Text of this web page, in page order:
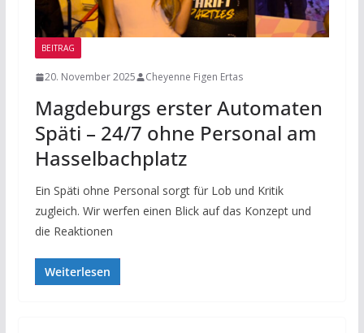
BEITRAG
20. November 2025 Cheyenne Figen Ertas
Magdeburgs erster Automaten
Späti – 24/7 ohne Personal am
Hasselbachplatz
Ein Späti ohne Personal sorgt für Lob und Kritik
zugleich. Wir werfen einen Blick auf das Konzept und
die Reaktionen
Weiterlesen